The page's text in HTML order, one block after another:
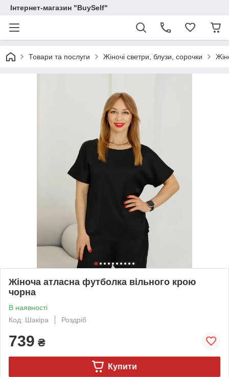
Інтернет-магазин "BuySelf"
Товари та послуги Жіночі светри, блузи, сорочки
Жіноча атласна футболка вільного крою
чорна
В наявності
Код: Шакіра
Роздріб
739 ₴
Купити